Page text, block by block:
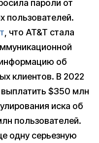
пароли от
пользователей.
, что AT&T стала
об
клиентов. В 2022
выплатить $350 млн
иска об
пользователей.
одну серьезную